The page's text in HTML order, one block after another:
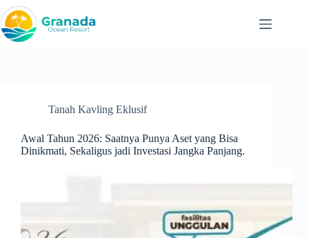
Skip
to
content
Tanah Kavling Eklusif
Awal Tahun 2026: Saatnya Punya Aset yang Bisa
Dinikmati, Sekaligus jadi Investasi Jangka Panjang.